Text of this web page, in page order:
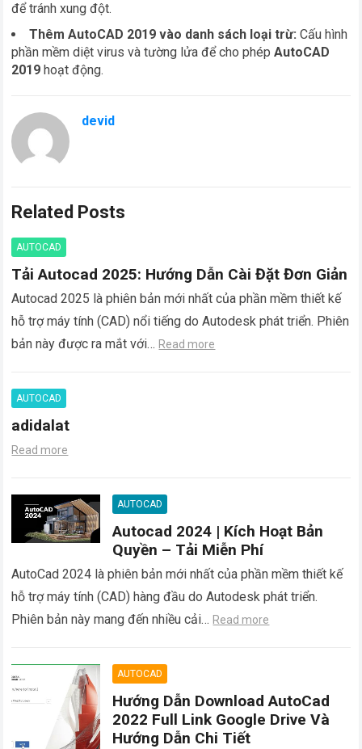
để tránh xung đột.
Thêm AutoCAD 2019 vào danh sách loại trừ: Cấu hình
phần mềm diệt virus và tường lửa để cho phépAutoCAD
2019 hoạt động.
devid
Related Posts
AUTOCAD
Tải Autocad 2025: Hướng Dẫn Cài Đặt Đơn Giản
Autocad 2025 là phiên bản mới nhất của phần mềm thiết kế
hỗ trợ máy tính (CAD) nổi tiếng do Autodesk phát triển. Phiên
bản này được ra mắt với… Read more
AUTOCAD
adidalat
Read more
AUTOCAD
Autocad 2024 | Kích Hoạt Bản
Quyền – Tải Miễn Phí
AutoCad 2024 là phiên bản mới nhất của phần mềm thiết kế
hỗ trợ máy tính (CAD) hàng đầu do Autodesk phát triển.
Phiên bản này mang đến nhiều cải… Read more
AUTOCAD
Hướng Dẫn Download AutoCad
2022 Full Link Google Drive Và
Hướng Dẫn Chi Tiết